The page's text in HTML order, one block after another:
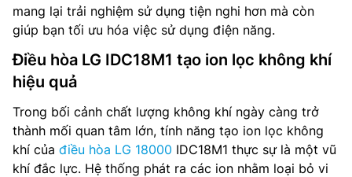
mang lại trải nghiệm sử dụng tiện nghi hơn mà còn
giúp bạn tối ưu hóa việc sử dụng điện năng.
Điều hòa LG IDC18M1 tạo ion lọc không khí
hiệu quả
Trong bối cảnh chất lượng không khí ngày càng trở
thành mối quan tâm lớn, tính năng tạo ion lọc không
khí của điều hòa LG 18000 IDC18M1 thực sự là một vũ
khí đắc lực. Hệ thống phát ra các ion nhằm loại bỏ vi